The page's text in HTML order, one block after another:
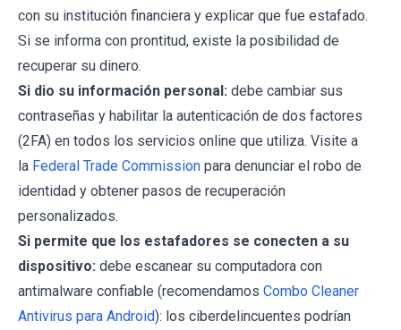
con su institución financiera y explicar que fue estafado.
Si se informa con prontitud, existe la posibilidad de
recuperar su dinero.
Si dio su información personal: debe cambiar sus
contraseñas y habilitar la autenticación de dos factores
(2FA) en todos los servicios online que utiliza. Visite a
la Federal Trade Commission para denunciar el robo de
identidad y obtener pasos de recuperación
personalizados.
Si permite que los estafadores se conecten a su
dispositivo: debe escanear su computadora con
antimalware confiable (recomendamos Combo Cleaner
Antivirus para Android): los ciberdelincuentes podrían